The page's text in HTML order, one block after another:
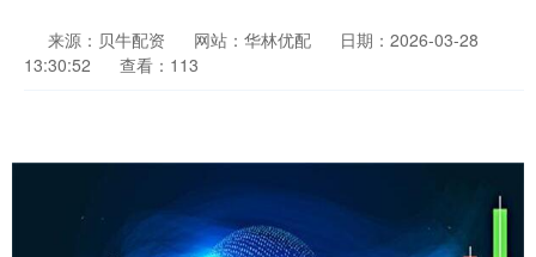
来源：贝牛配资 网站：华林优配
日期：2026-03-28
13:30:52
查看：113